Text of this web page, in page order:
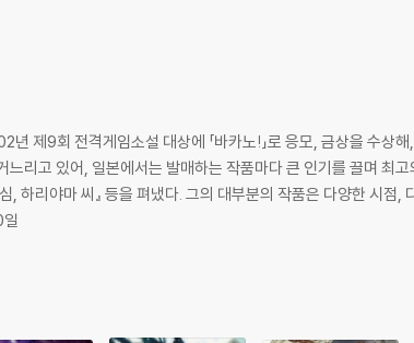
제9회 전격게임소설 대상에 「바카노!」로 응모, 금상을 수상해
리고 있어, 일본에서는 발매하는 작품마다 큰 인기를 끌며 최고
양한 시점, 다양한 공간에 있는 개성적인 캐릭터들이 마지